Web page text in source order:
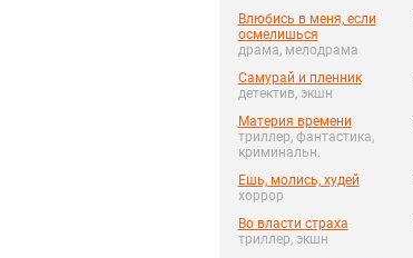
Влюбись в меня, если
осмелишься
драма, мелодрама
Самурай и пленник
детектив, экшн
Материя времени
триллер, фантастика,
криминальн.
Ешь, молись, худей
хоррор
Во власти страха
триллер, экшн